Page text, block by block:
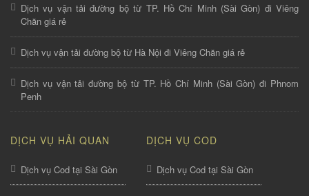
Dịch vụ vận tải đường bộ từ TP. Hồ Chí Minh (Sài Gòn) đi Viêng
Chăn giá rẻ
Dịch vụ vận tải đường bộ từ Hà Nội đi Viêng Chăn giá rẻ
Dịch vụ vận tải đường bộ từ TP. Hồ Chí Minh (Sài Gòn) đi Phnom
Penh
DỊCH VỤ HẢI QUAN
Dịch vụ Cod tại Sài Gòn
DỊCH VỤ COD
Dịch vụ Cod tại Sài Gòn